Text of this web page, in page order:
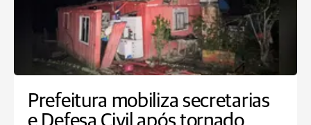
Prefeitura mobiliza secretarias